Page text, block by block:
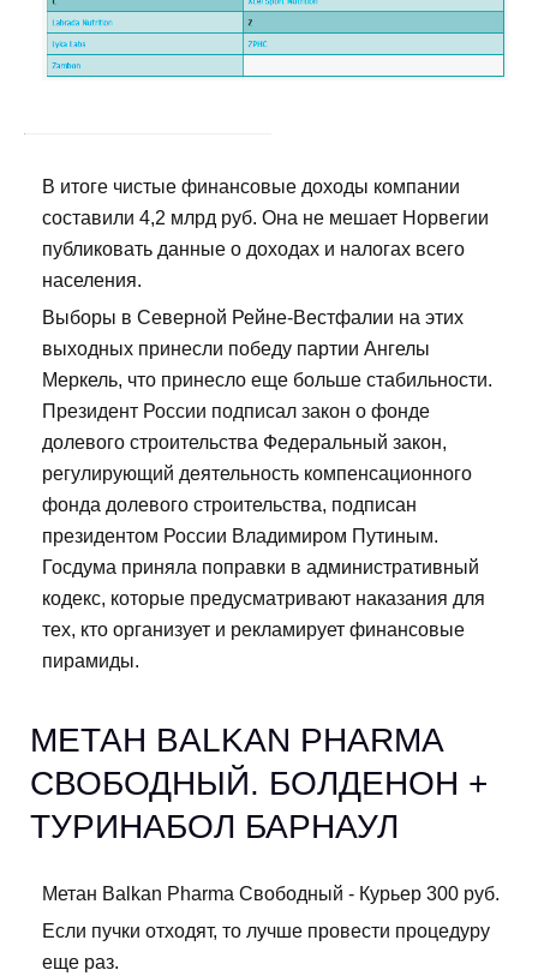
В итоге чистые финансовые доходы компании
составили 4,2 млрд руб. Она не мешает Норвегии
публиковать данные о доходах и налогах всего
населения.
Выборы в Северной Рейне-Вестфалии на этих
выходных принесли победу партии Ангелы
Меркель, что принесло еще больше стабильности.
Президент России подписал закон о фонде
долевого строительства Федеральный закон,
регулирующий деятельность компенсационного
фонда долевого строительства, подписан
президентом России Владимиром Путиным.
Госдума приняла поправки в административный
кодекс, которые предусматривают наказания для
тех, кто организует и рекламирует финансовые
пирамиды.
МЕТАН BALKAN PHARMA
СВОБОДНЫЙ. БОЛДЕНОН +
ТУРИНАБОЛ БАРНАУЛ
Метан Balkan Pharma Свободный - Курьер 300 руб.
Если пучки отходят, то лучше провести процедуру
еще раз.